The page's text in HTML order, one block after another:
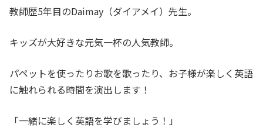
教師歴5年目のDaimay（ダイアメイ）先生。
キッズが大好きな元気一杯の人気教師。
パペットを使ったりお歌を歌ったり、お子様が楽しく英語
に触れられる時間を演出します！
「一緒に楽しく英語を学びましょう！」